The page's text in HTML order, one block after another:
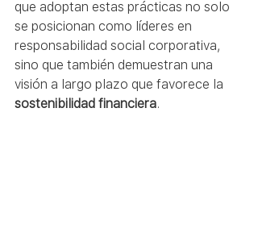
que adoptan estas prácticas no solo
se posicionan como líderes en
responsabilidad social corporativa,
sino que también demuestran una
visión a largo plazo que favorece la
sostenibilidad financiera.